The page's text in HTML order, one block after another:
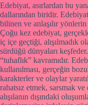
Edebiyat, asırlardan bu
dallarından biridir.
bilinen ve anlaşılır
Çoğu kez edebiyat,
iç içe geçtiği, alışılmadık
sürdüğü dünyaları
“tuhaflık” kavramıdır.
kullanılması, gerçeğin
karakterler ve olaylar
rahatsız etmek, sarsmak
alışılanın dışındaki